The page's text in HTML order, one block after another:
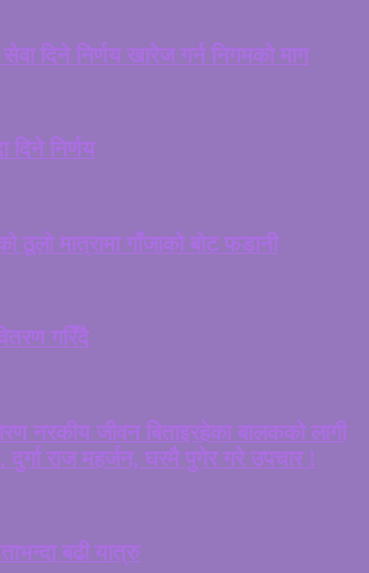
दिने निर्णय खारेज गर्न निगमको माग
दिने निर्णय
ठूलो मात्रामा गाँजाको बोट फडानी
गरिँदै
नरकीय जीवन बिताइरहेका बालकको लागी
राज महर्जन, घरमै पुगेर गरे उपचार !
बढी यात्रु